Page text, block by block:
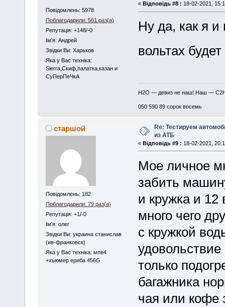
Повідомлень: 5978
Поблагодарили: 561 раз(а)
Репутація: +148/-0
Iм'я: Андрей
Звідки Ви: Харьков
Яка у Вас техніка:
Sierra,Скиф,палатка,казан и
СуПерПеЧкА
« Відповідь #8 : 18-02-2021,
Ну да, как я
вольтах
H2O — девиз не наш! Наш —
050 590 89 сорок восемь
старшой
Повідомлень: 182
Поблагодарили: 79 раз(а)
Репутація: +1/-0
Iм'я: олег
Звідки Ви: украина станислав
(ив-франковск)
Яка у Вас техніка: мпв4
+хьюмер ериба 456G
Re: Тестируем
из АТБ
« Відповідь #9 : 18-02-2021,
Мое личное
забить
и кружка и
много чего
с кружкой
только
багажника
чая или кофе